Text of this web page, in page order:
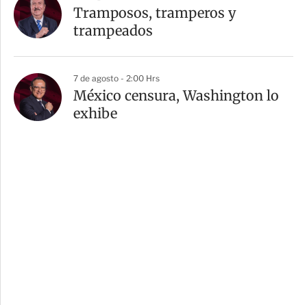
Tramposos, tramperos y
trampeados
7 de agosto - 2:00 Hrs
México censura, Washington lo
exhibe